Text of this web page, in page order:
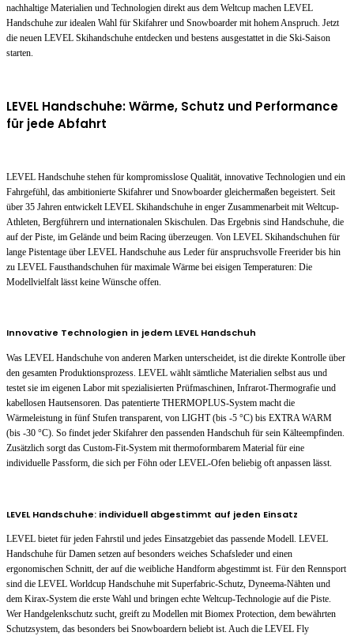
nachhaltige Materialien und Technologien direkt aus dem Weltcup machen LEVEL
Handschuhe zur idealen Wahl für Skifahrer und Snowboarder mit hohem Anspruch. Jetzt
die neuen LEVEL Skihandschuhe entdecken und bestens ausgestattet in die Ski-Saison
starten.
LEVEL Handschuhe: Wärme, Schutz und Performance
für jede Abfahrt
LEVEL Handschuhe stehen für kompromisslose Qualität, innovative Technologien und ein
Fahrgefühl, das ambitionierte Skifahrer und Snowboarder gleichermaßen begeistert. Seit
über 35 Jahren entwickelt LEVEL Skihandschuhe in enger Zusammenarbeit mit Weltcup-
Athleten, Bergführern und internationalen Skischulen. Das Ergebnis sind Handschuhe, die
auf der Piste, im Gelände und beim Racing überzeugen. Von LEVEL Skihandschuhen für
lange Pistentage über LEVEL Handschuhe aus Leder für anspruchsvolle Freerider bis hin
zu LEVEL Fausthandschuhen für maximale Wärme bei eisigen Temperaturen: Die
Modellvielfalt lässt keine Wünsche offen.
Innovative Technologien in jedem LEVEL Handschuh
Was LEVEL Handschuhe von anderen Marken unterscheidet, ist die direkte Kontrolle über
den gesamten Produktionsprozess. LEVEL wählt sämtliche Materialien selbst aus und
testet sie im eigenen Labor mit spezialisierten Prüfmaschinen, Infrarot-Thermografie und
kabellosen Hautsensoren. Das patentierte THERMOPLUS-System macht die
Wärmeleistung in fünf Stufen transparent, von LIGHT (bis -5 °C) bis EXTRA WARM
(bis -30 °C). So findet jeder Skifahrer den passenden Handschuh für sein Kälteempfinden.
Zusätzlich sorgt das Custom-Fit-System mit thermoformbarem Material für eine
individuelle Passform, die sich per Föhn oder LEVEL-Ofen beliebig oft anpassen lässt.
LEVEL Handschuhe: individuell abgestimmt auf jeden Einsatz
LEVEL bietet für jeden Fahrstil und jedes Einsatzgebiet das passende Modell. LEVEL
Handschuhe für Damen setzen auf besonders weiches Schafsleder und einen
ergonomischen Schnitt, der auf die weibliche Handform abgestimmt ist. Für den Rennsport
sind die LEVEL Worldcup Handschuhe mit Superfabric-Schutz, Dyneema-Nähten und
dem Kirax-System die erste Wahl und bringen echte Weltcup-Technologie auf die Piste.
Wer Handgelenkschutz sucht, greift zu Modellen mit Biomex Protection, dem bewährten
Schutzsystem, das besonders bei Snowboardern beliebt ist. Auch die LEVEL Fly